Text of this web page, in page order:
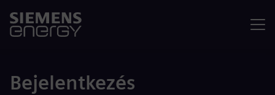
Bejelentkezés